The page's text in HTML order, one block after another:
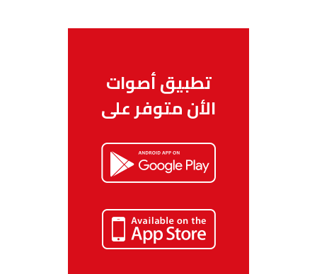
تطبيق أصوات
الأن متوفر على